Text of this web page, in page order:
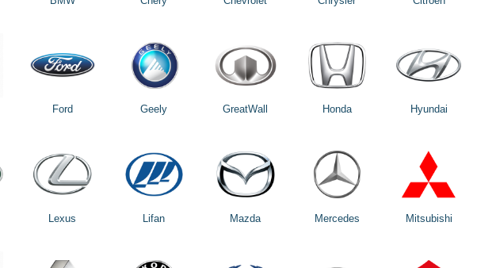
Ford Geely GreatWall Honda Hyundai
Lexus Lifan Mazda Mercedes Mitsubishi